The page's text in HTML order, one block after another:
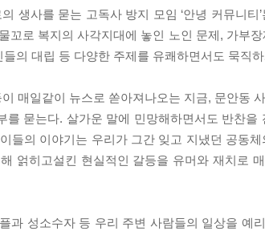
생사를 묻는 고독사 방지 모임 ‘안녕 커뮤니티
로 복지의 사각지대에 놓인 노인 문제, 가부
의 대립 등 다양한 주제를 유쾌하면서도 묵직
매일같이 뉴스로 쏟아져나오는 지금, 문안동
묻는다. 살가운 말에 민망해하면서도 반찬을
들의 이야기는 우리가 그간 잊고 지냈던 공동
얽히고설킨 현실적인 갈등을 유머와 재치로
과 성소수자 등 우리 주변 사람들의 일상을 예